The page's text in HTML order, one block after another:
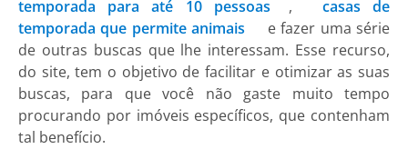
temporada para até 10 pessoas
,
casas de
temporada que permite animais
e fazer uma série
de outras buscas que lhe interessam. Esse recurso,
do site, tem o objetivo de facilitar e otimizar as suas
buscas, para que você não gaste muito tempo
procurando por imóveis específicos, que contenham
tal benefício.